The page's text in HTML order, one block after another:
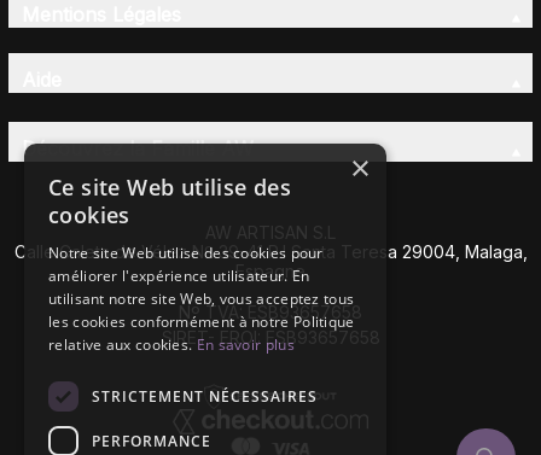
Découvrez la Famille AW
AW ARTISAN S.L
Calle Caleta de Vélez Nº 39-41 P.I Santa Teresa 29004, Malaga,
Espagne
Nº TVA: ESB93657658
SIRET- EROI: ESB93657658
×
Ce site Web utilise des
cookies
Notre site Web utilise des cookies pour
améliorer l'expérience utilisateur. En
utilisant notre site Web, vous acceptez tous
les cookies conformément à notre Politique
relative aux cookies.En savoir plus
STRICTEMENT NÉCESSAIRES
PERFORMANCE